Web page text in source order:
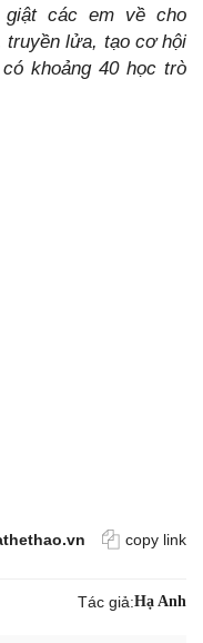
giật các em về cho
truyền lửa, tạo cơ hội
khoảng 40 học trò
copy link
Tác giả:Hạ Anh